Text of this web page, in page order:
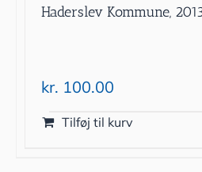
Haderslev Kommune,
kr. 100.00
Tilføj til kurv